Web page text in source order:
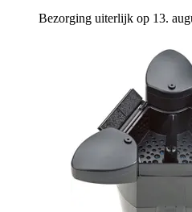
Bezorging uiterlijk op 13.